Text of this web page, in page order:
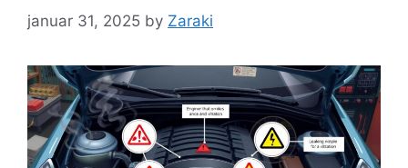
januar 31, 2025 by Zaraki